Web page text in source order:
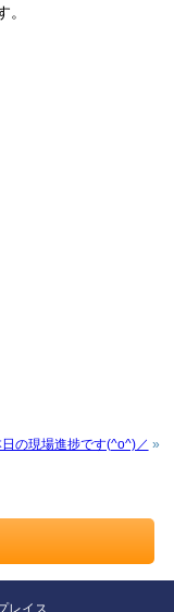
の現場進捗です(^o^)／ »
レイス